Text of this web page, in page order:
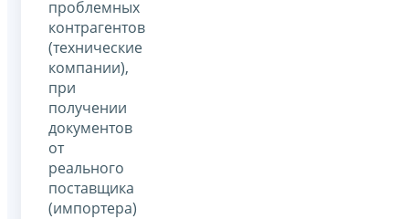
проблемных
контрагентов
(технические
компании),
при
получении
документов
от
реального
поставщика
(импортера)